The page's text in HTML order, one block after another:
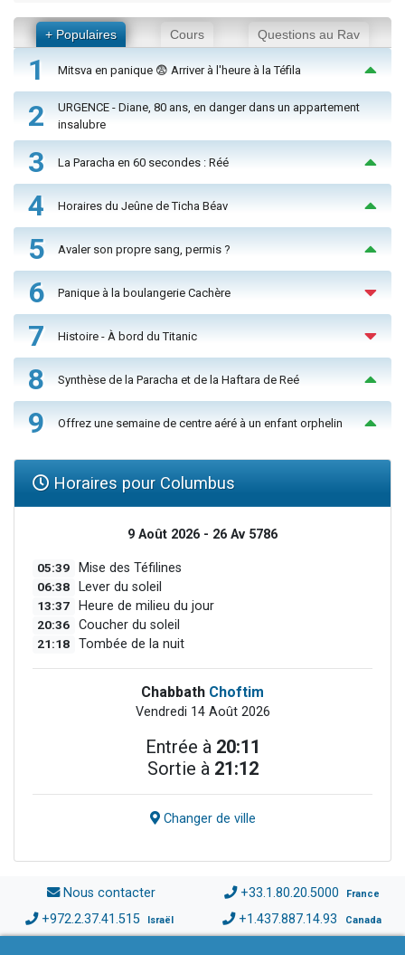
+ Populaires Cours Questions au Rav
1 Mitsva en panique 😨 Arriver à l'heure à la Téfila
2
URGENCE - Diane, 80 ans, en danger dans un appartement
insalubre
3 La Paracha en 60 secondes : Réé
4 Horaires du Jeûne de Ticha Béav
5 Avaler son propre sang, permis ?
6 Panique à la boulangerie Cachère
7 Histoire - À bord du Titanic
8 Synthèse de la Paracha et de la Haftara de Reé
9 Offrez une semaine de centre aéré à un enfant orphelin
Horaires pour Columbus
9 Août 2026 - 26 Av 5786
05:39 Mise des Téfilines
06:38 Lever du soleil
13:37 Heure de milieu du jour
20:36 Coucher du soleil
21:18 Tombée de la nuit
Chabbath Choftim
Vendredi 14 Août 2026
Entrée à 20:11
Sortie à 21:12
Changer de ville
Nous contacter +33.1.80.20.5000 France
+972.2.37.41.515 Israël +1.437.887.14.93 Canada